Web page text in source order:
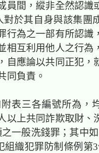
員間，縱非全然認識
對於其自身與該集團
行為之一部有所認識
相互利用他人之行為
自應論以共同正犯，
同負責。
表三各編號所為，
以上共同詐欺取財、
一般洗錢罪；其中
組織犯罪防制條例第